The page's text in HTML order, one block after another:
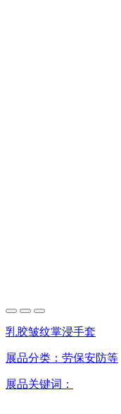
乳胶皱纹掌浸手套
展品分类： 劳保安防等
展品关键词：